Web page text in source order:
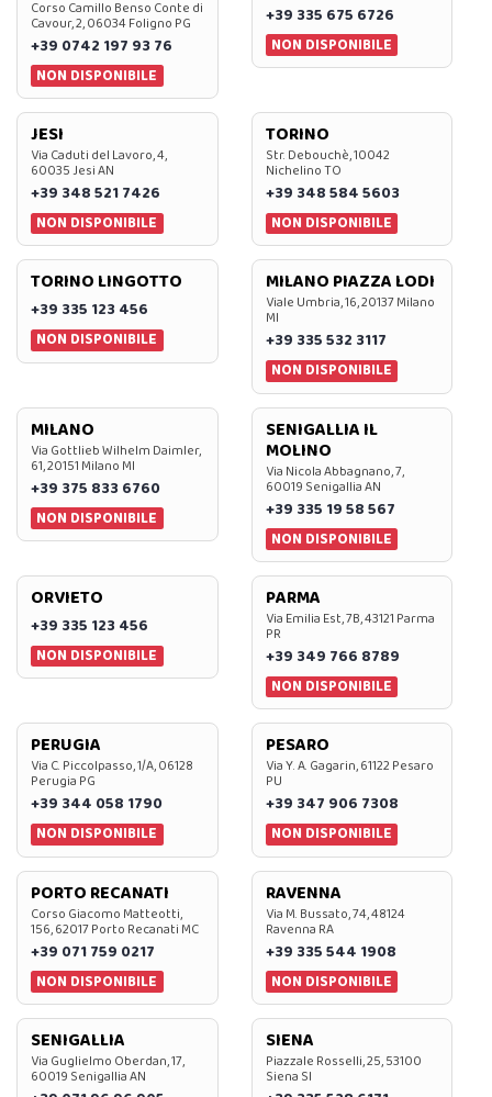
Corso Camillo Benso Conte di
Cavour, 2, 06034 Foligno PG
+39 0742 197 93 76
NON DISPONIBILE
+39 335 675 6726
NON DISPONIBILE
JESI
Via Caduti del Lavoro, 4,
60035 Jesi AN
+39 348 521 7426
NON DISPONIBILE
TORINO
Str. Debouchè, 10042
Nichelino TO
+39 348 584 5603
NON DISPONIBILE
TORINO LINGOTTO
+39 335 123 456
NON DISPONIBILE
MILANO PIAZZA LODI
Viale Umbria, 16, 20137 Milano
MI
+39 335 532 3117
NON DISPONIBILE
MILANO
Via Gottlieb Wilhelm Daimler,
61, 20151 Milano MI
+39 375 833 6760
NON DISPONIBILE
SENIGALLIA IL
MOLINO
Via Nicola Abbagnano, 7,
60019 Senigallia AN
+39 335 19 58 567
NON DISPONIBILE
ORVIETO
+39 335 123 456
NON DISPONIBILE
PARMA
Via Emilia Est, 7B, 43121 Parma
PR
+39 349 766 8789
NON DISPONIBILE
PERUGIA
Via C. Piccolpasso, 1/A, 06128
Perugia PG
+39 344 058 1790
NON DISPONIBILE
PESARO
Via Y. A. Gagarin, 61122 Pesaro
PU
+39 347 906 7308
NON DISPONIBILE
PORTO RECANATI
Corso Giacomo Matteotti,
156, 62017 Porto Recanati MC
+39 071 759 0217
NON DISPONIBILE
RAVENNA
Via M. Bussato, 74, 48124
Ravenna RA
+39 335 544 1908
NON DISPONIBILE
SENIGALLIA
Via Guglielmo Oberdan, 17,
60019 Senigallia AN
SIENA
Piazzale Rosselli, 25, 53100
Siena SI